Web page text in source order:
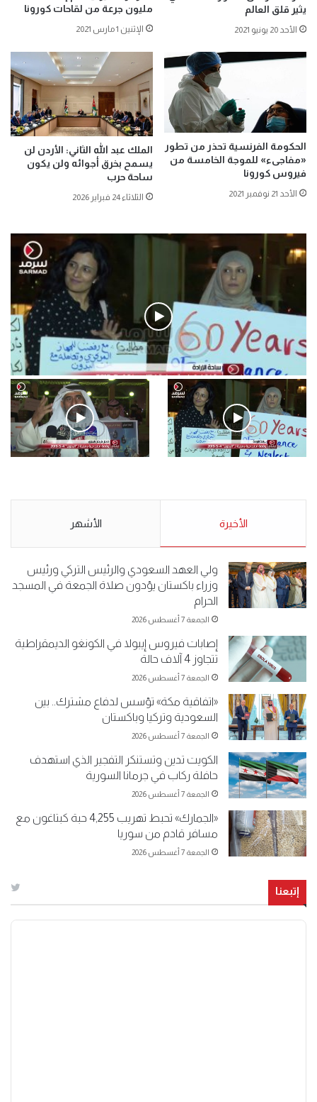
يثير قلق العالم
الأحد 20 يونيو 2021
مليون جرعة من لقاحات كورونا
الإثنين 1 مارس 2021
الحكومة الفرنسية تحذر من تطور
«مفاجىء» للموجة الخامسة من
فيروس كورونا
الأحد 21 نوفمبر 2021
الملك عبد الله الثاني: الأردن لن
يسمح بخرق أجوائه ولن يكون
ساحة حرب
الثلاثاء 24 فبراير 2026
فيديو
.وقفة احتجاجية رمزية لـ”#البدون” في ساحة الإرادة 4-5-2019.
الأحد 5 مايو 2019
5-2019.
نبيع مخدرات يعني ولا خمر؟!.
الأخيرة الأشهر
ولي العهد السعودي والرئيس التركي ورئيس
وزراء باكستان يؤدون صلاة الجمعة في المسجد
الحرام
الجمعة 7 أغسطس 2026
إصابات فيروس إيبولا في الكونغو الديمقراطية
تتجاوز 4 آلاف حالة
الجمعة 7 أغسطس 2026
«اتفاقية مكة» تؤسس لدفاع مشترك.. بين
السعودية وتركيا وباكستان
الجمعة 7 أغسطس 2026
الكويت تدين وتستنكر التفجير الذي استهدف
حافلة ركاب في جرمانا السورية
الجمعة 7 أغسطس 2026
«الجمارك» تحبط تهريب 4,255 حبة كبتاغون مع
مسافر قادم من سوريا
الجمعة 7 أغسطس 2026
إتبعنا